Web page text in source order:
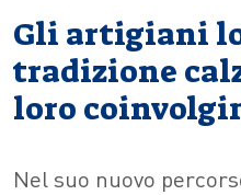
Gli artigiani
tradizione
loro
Nel suo nuovo